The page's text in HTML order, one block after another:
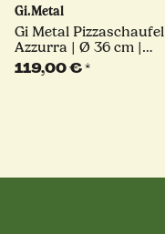
Gi.Metal
Gi Metal Pizzaschaufel
Azzurra | Ø 36 cm |
Stiel 30 cm | eckig
119,00 €*